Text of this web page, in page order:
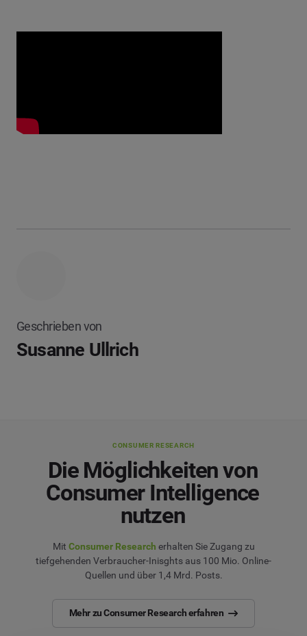
Geschrieben von
Susanne Ullrich
CONSUMER RESEARCH
Die Möglichkeiten von
Consumer Intelligence
nutzen
Mit Consumer Research erhalten Sie Zugang zu
tiefgehenden Verbraucher-Inisghts aus 100 Mio. Online-
Quellen und über 1,4 Mrd. Posts.
Mehr zu Consumer Research erfahren